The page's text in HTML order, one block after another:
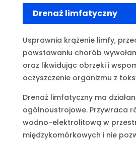
Drenaż limfatyczny
Usprawnia krążenie limfy,
powstawaniu chorób
oraz likwidując obrzęki i
oczyszczenie organizmu z
Drenaż limfatyczny ma
ogólnoustrojowe. Przywraca
wodno-elektrolitową w
międzykomórkowych i nie